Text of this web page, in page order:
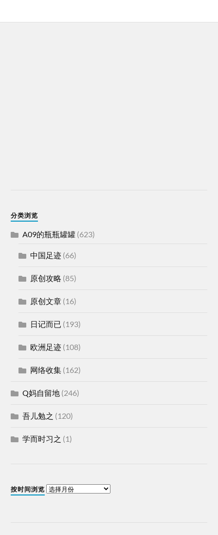
分类浏览
A09的瓶瓶罐罐 (623)
中国足迹 (66)
原创攻略 (85)
原创文章 (16)
日记而已 (193)
欧洲足迹 (108)
网络收集 (162)
Q妈自留地 (246)
吾儿勉之 (120)
学而时习之 (1)
按时间浏览